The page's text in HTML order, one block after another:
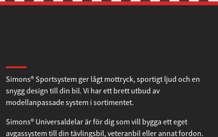
Om Simons
Simons® Sportsystem ger lågt mottryck, sportigt ljud och en
modellanpassade system i sortimentet.